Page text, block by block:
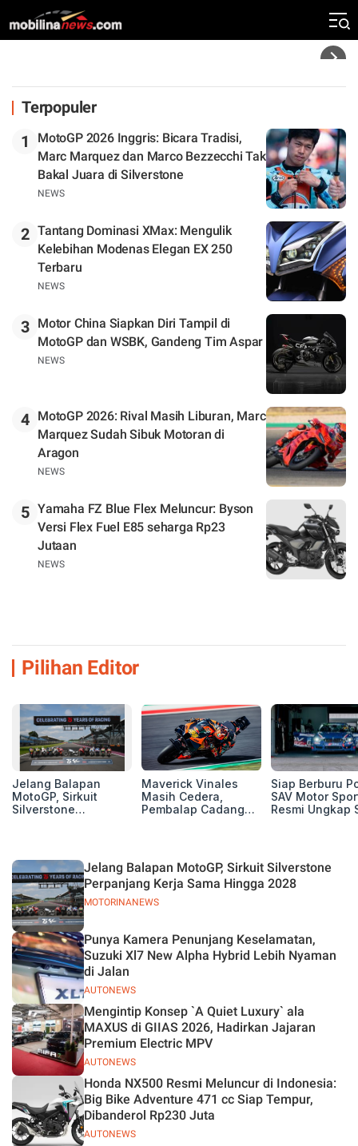
Silverstone. Seri Selanjutnya Belum Jelas
Terpopuler
1
MotoGP 2026 Inggris: Bicara Tradisi,
Marc Marquez dan Marco Bezzecchi Tak
Bakal Juara di Silverstone
NEWS
2 Tantang Dominasi XMax: Mengulik
Kelebihan Modenas Elegan EX 250
Terbaru
NEWS
3
Motor China Siapkan Diri Tampil di
MotoGP dan WSBK, Gandeng Tim Aspar
NEWS
4
MotoGP 2026: Rival Masih Liburan, Marc
Marquez Sudah Sibuk Motoran di
Aragon
NEWS
5 Yamaha FZ Blue Flex Meluncur: Byson
Versi Flex Fuel E85 seharga Rp23
Jutaan
NEWS
Pilihan Editor
Jelang Balapan
MotoGP, Sirkuit
Silverstone
Maverick Vinales
Masih Cedera,
Pembalap Cadangan
Siap Berburu
SAV Motor
Resmi Ungkap
MOTORINANEWS
Jelang Balapan MotoGP, Sirkuit Silverstone
Perpanjang Kerja Sama Hingga 2028
AUTONEWS
Punya Kamera Penunjang Keselamatan,
Suzuki Xl7 New Alpha Hybrid Lebih Nyaman
di Jalan
AUTONEWS
Mengintip Konsep `A Quiet Luxury` ala
MAXUS di GIIAS 2026, Hadirkan Jajaran
Premium Electric MPV
AUTONEWS
Honda NX500 Resmi Meluncur di Indonesia:
Big Bike Adventure 471 cc Siap Tempur,
Dibanderol Rp230 Juta